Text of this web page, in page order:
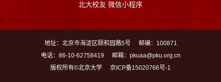
北大校友 微信小程序
地址：北京市海淀区颐和园路5号
邮编：100871
电话：86-10-62758419
邮箱：pkuaa@pku.org.cn
版权所有©北京大学
京ICP备15020766号-1